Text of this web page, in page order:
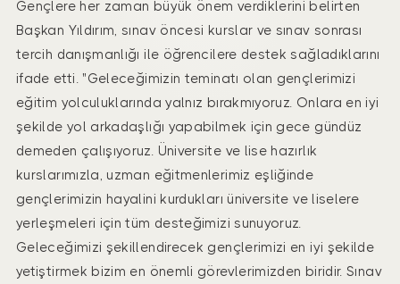
Gençlere her zaman büyük önem verdiklerini belirten
Başkan Yıldırım, sınav öncesi kurslar ve sınav sonrası
tercih danışmanlığı ile öğrencilere destek sağladıklarını
ifade etti. "Geleceğimizin teminatı olan gençlerimizi
eğitim yolculuklarında yalnız bırakmıyoruz. Onlara en iyi
şekilde yol arkadaşlığı yapabilmek için gece gündüz
demeden çalışıyoruz. Üniversite ve lise hazırlık
kurslarımızla, uzman eğitmenlerimiz eşliğinde
gençlerimizin hayalini kurdukları üniversite ve liselere
yerleşmeleri için tüm desteğimizi sunuyoruz.
Geleceğimizi şekillendirecek gençlerimizi en iyi şekilde
yetiştirmek bizim en önemli görevlerimizden biridir. Sınav